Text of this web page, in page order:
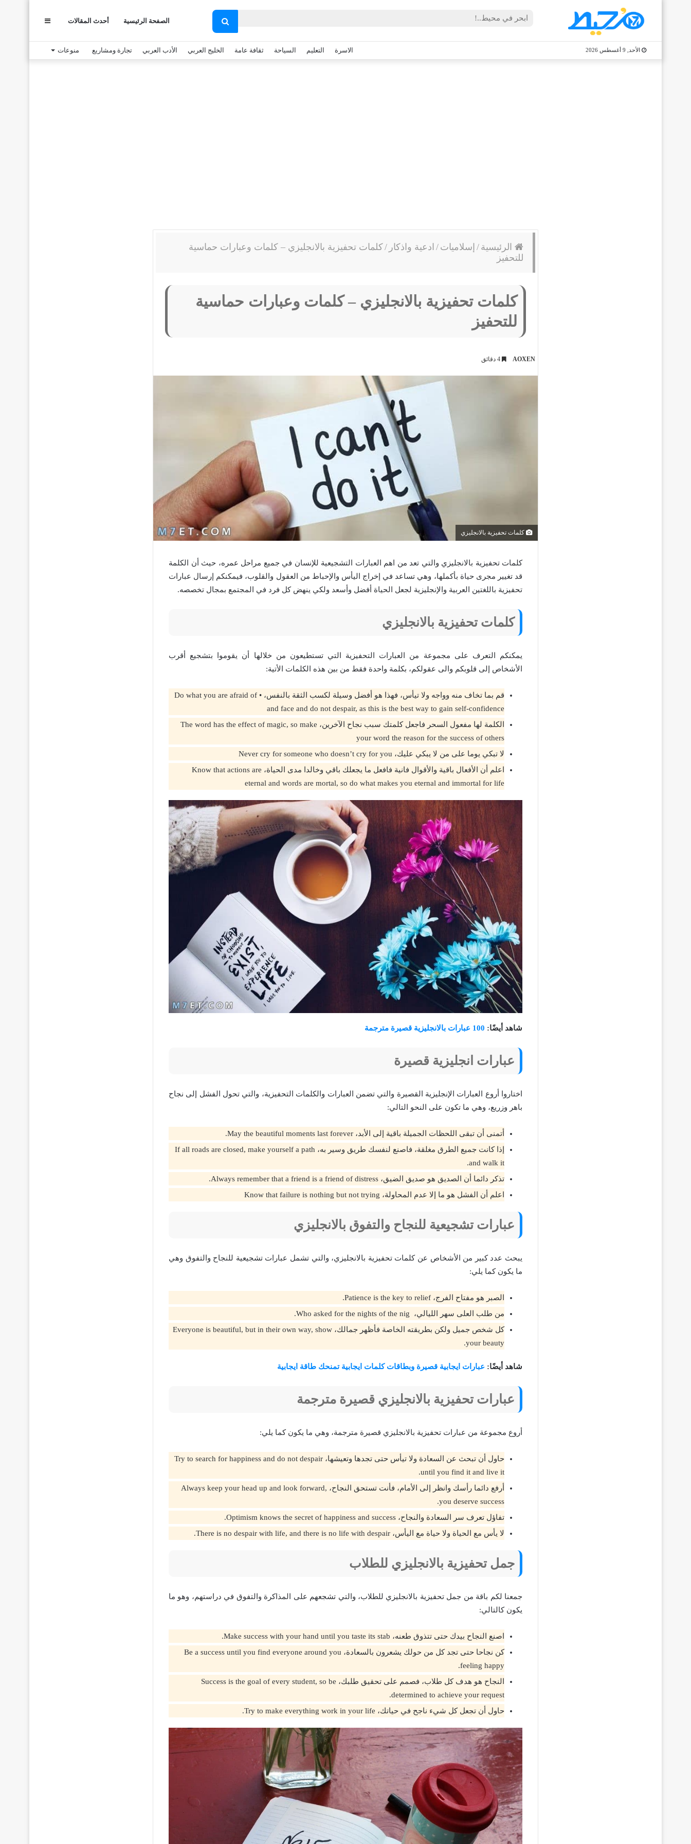
بحث
عن
الصفحة الرئيسية أحدث المقالات عمود
جانبي
الأحد, 9 أغسطس 2026 الاسرة التعليم السياحة ثقافة عامة الخليج العربي الأدب العربي تجارة ومشاريع منوعات
الرئيسية / إسلاميات / ادعية واذكار /كلمات تحفيزية بالانجليزي – كلمات وعبارات حماسية
للتحفيز
كلمات تحفيزية بالانجليزي – كلمات وعبارات حماسية
للتحفيز
AOXEN
كلمات تحفيزية بالانجليزي
كلمات تحفيزية بالانجليزي والتي تعد من اهم العبارات التشجيعية للإنسان في جميع مراحل عمره، حيث أن الكلمة
قد تغيير مجرى حياة بأكملها، وهي تساعد في إخراج اليأس والإحباط من العقول والقلوب، فيمكنكم إرسال عبارات
تحفيزية باللغتين العربية والإنجليزية لجعل الحياة أفضل وأسعد ولكي ينهض كل فرد في المجتمع بمجال تخصصه.
كلمات تحفيزية بالانجليزي
يمكنكم التعرف على مجموعة من العبارات التحفيزية التي تستطيعون من خلالها أن يقوموا بتشجيع أقرب
الأشخاص إلى قلوبكم والى عقولكم، بكلمة واحدة فقط من بين هذه الكلمات الأتية:
قم بما تخاف منه وواجه ولا تيأس، فهذا هو أفضل وسيلة لكسب الثقة بالنفس، • Do what you are afraid of
and face and do not despair, as this is the best way to gain self-confidence
الكلمة لها مفعول السحر فاجعل كلمتك سبب نجاح الآخرين، The word has the effect of magic, so make
your word the reason for the success of others
لا تبكي يوما على من لا يبكي عليك، Never cry for someone who doesn’t cry for you
اعلم أن الأفعال باقية والأقوال فانية فافعل ما يجعلك باقي وخالدا مدى الحياة، Know that actions are
eternal and words are mortal, so do what makes you eternal and immortal for life
شاهد أيضًا: 100 عبارات بالانجليزية قصيرة مترجمة
عبارات انجليزية قصيرة
اختاروا أروع العبارات الإنجليزية القصيرة والتي تضمن العبارات والكلمات التحفيزية، والتي تحول الفشل إلى نجاح
باهر وزريع، وهي ما تكون على النحو التالي:
أتمنى أن تبقى اللحظات الجميلة باقية إلى الأبد، May the beautiful moments last forever.
إذا كانت جميع الطرق مغلقة، فاصنع لنفسك طريق وسير به، If all roads are closed, make yourself a path
and walk it.
تذكر دائما أن الصديق هو صديق الضيق، Always remember that a friend is a friend of distress.
اعلم أن الفشل هو ما إلا عدم المحاولة، Know that failure is nothing but not trying
عبارات تشجيعية للنجاح والتفوق بالانجليزي
يبحث عدد كبير من الأشخاص عن كلمات تحفيزية بالانجليزي، والتي تشمل عبارات تشجيعية للنجاح والتفوق وهي
ما يكون كما يلي:
الصبر هو مفتاح الفرج، Patience is the key to relief.
من طلب العلى سهر الليالي، Who asked for the nights of the nig.
كل شخص جميل ولكن بطريقته الخاصة فأظهر جمالك، Everyone is beautiful, but in their own way, show
your beauty.
شاهد أيضًا: عبارات ايجابية قصيرة وبطاقات كلمات ايجابية تمنحك طاقة ايجابية
عبارات تحفيزية بالانجليزي قصيرة مترجمة
أروع مجموعة من عبارات تحفيزية بالانجليزي قصيرة مترجمة، وهي ما يكون كما يلي:
حاول أن تبحث عن السعادة ولا تيأس حتى تجدها وتعيشها، Try to search for happiness and do not despair
until you find it and live it.
أرفع دائما رأسك وانظر إلى الأمام، فأنت تستحق النجاح، Always keep your head up and look forward,
you deserve success.
تفاؤل تعرف سر السعادة والنجاح، Optimism knows the secret of happiness and success.
لا يأس مع الحياة ولا حياة مع اليأس، There is no despair with life, and there is no life with despair.
جمل تحفيزية بالانجليزي للطلاب
جمعنا لكم باقة من جمل تحفيزية بالانجليزي للطلاب، والتي تشجعهم على المذاكرة والتفوق في دراستهم، وهو ما
يكون كالتالي:
اصنع النجاح بيدك حتى تتذوق طعنه، Make success with your hand until you taste its stab.
كن نجاحا حتى تجد كل من حولك يشعرون بالسعادة، Be a success until you find everyone around you
feeling happy.
النجاح هو هدف كل طلاب، فصمم على تحقيق طلبك، Success is the goal of every student, so be
determined to achieve your request.
حاول أن تجعل كل شيء ناجح في حياتك، Try to make everything work in your life.